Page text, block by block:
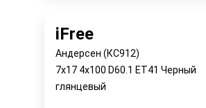
iFree
Андерсен (КС912)
7x17 4x100 D60.1 ET41 Черный
глянцевый